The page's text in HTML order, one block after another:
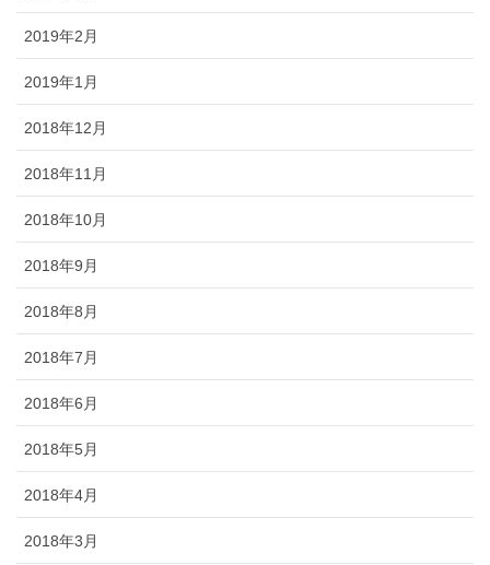
2019年2月
2019年1月
2018年12月
2018年11月
2018年10月
2018年9月
2018年8月
2018年7月
2018年6月
2018年5月
2018年4月
2018年3月